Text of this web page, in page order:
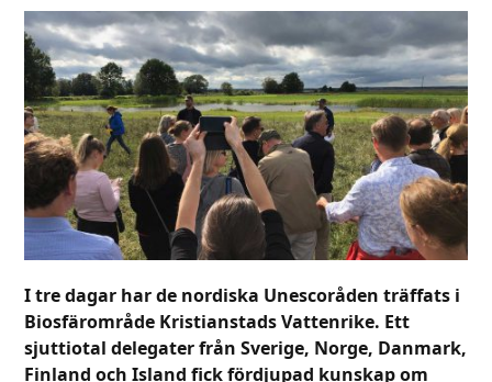
I tre dagar har de nordiska Unescoråden träffats i
Biosfärområde Kristianstads Vattenrike. Ett
sjuttiotal delegater från Sverige, Norge, Danmark,
Finland och Island fick fördjupad kunskap om